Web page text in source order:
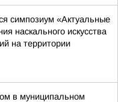
симпозиум «Актуальные
наскального искусства
на территории
в муниципальном